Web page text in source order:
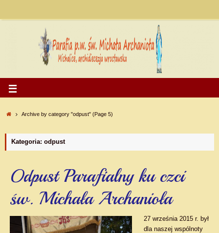
Archive by category "odpust"(Page 5)
Kategoria: odpust
Odpust Parafialny ku czci
św. Michała Archanioła
27 września 2015 r. był
dla naszej wspólnoty